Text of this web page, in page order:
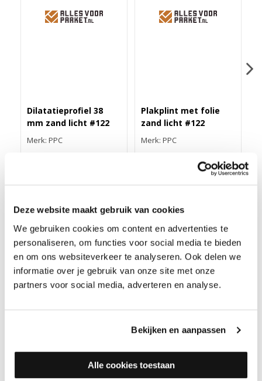
Deze website maakt gebruik van cookies
We gebruiken cookies om content en advertenties te
personaliseren, om functies voor social media te bieden
en om ons websiteverkeer te analyseren. Ook delen we
informatie over je gebruik van onze site met onze
partners voor social media, adverteren en analyse.
Bekijken en aanpassen
Alle cookies toestaan
Dilatatieprofiel 38
mm zand licht #122
Merk: PPC
Plakplint met folie
zand licht #122
Merk: PPC
DUO-HOEKLIJNPROFIEL 30MM ZAND LICHT #122
Dit 30 mm duo-hoeklijnprofiel van geanodiseerd aluminium is
24,5 mm breed en 200 cm lang. Het is zelfklevend en in meer
dan175 kleuren folieverkrijgbaar. Dit profiel is voorzien van twee
plakstrips, waardoor het ook andersom gemonteerd kan
in hetzelfde decor verkrijgbaar
In deze kleur is ook eenhoeklijnprofielbeschikbaar van 24,5 x